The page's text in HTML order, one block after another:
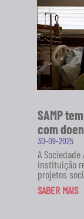
SAMP
com
30-09-2025
A
instituição
projetos
SABER MAIS